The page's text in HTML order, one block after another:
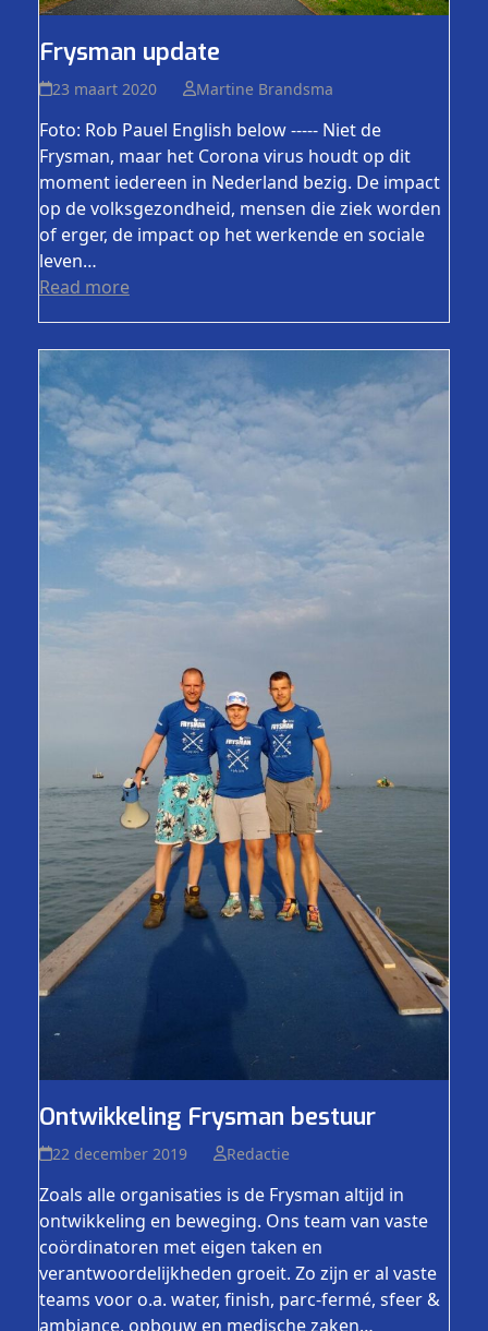
Frysman update
23 maart 2020 Martine Brandsma
Foto: Rob Pauel English below ----- Niet de
Frysman, maar het Corona virus houdt op dit
moment iedereen in Nederland bezig. De impact
op de volksgezondheid, mensen die ziek worden
of erger, de impact op het werkende en sociale
leven…
Read more
Ontwikkeling Frysman bestuur
22 december 2019 Redactie
Zoals alle organisaties is de Frysman altijd in
ontwikkeling en beweging. Ons team van vaste
coördinatoren met eigen taken en
verantwoordelijkheden groeit. Zo zijn er al vaste
teams voor o.a. water, finish, parc-fermé, sfeer &
ambiance, opbouw en medische zaken…